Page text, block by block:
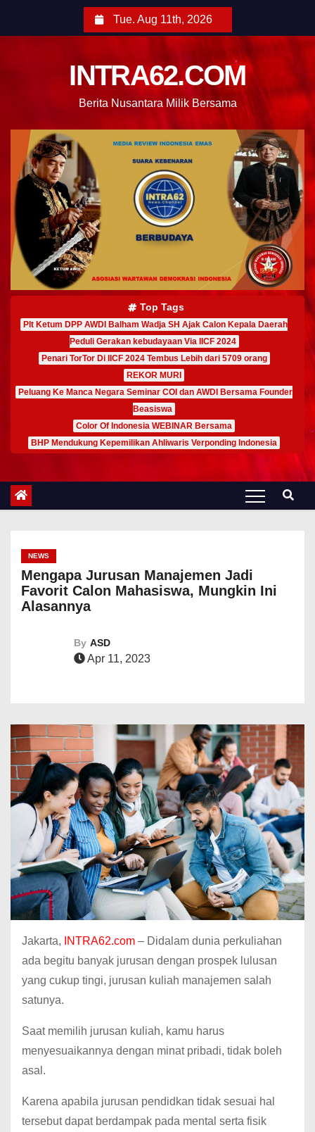
Tue. Aug 11th, 2026
INTRA62.COM
Berita Nusantara Milik Bersama
Top Tags
Plt Ketum DPP AWDI Balham Wadja SH Ajak Calon Kepala Daerah
Peduli Gerakan kebudayaan Via IICF 2024
Penari TorTor Di IICF 2024 Tembus Lebih dari 5709 orang
REKOR MURI
Peluang Ke Manca Negara Seminar COI dan AWDI Bersama Founder
Beasiswa
Color Of Indonesia WEBINAR Bersama
BHP Mendukung Kepemilikan Ahliwaris Verponding Indonesia
NEWS
Mengapa Jurusan Manajemen Jadi
Favorit Calon Mahasiswa, Mungkin Ini
Alasannya
By ASD
Apr 11, 2023
Jakarta, INTRA62.com – Didalam dunia perkuliahan
ada begitu banyak jurusan dengan prospek lulusan
yang cukup tingi, jurusan kuliah manajemen salah
satunya.
Saat memilih jurusan kuliah, kamu harus
menyesuaikannya dengan minat pribadi, tidak boleh
asal.
Karena apabila jurusan pendidkan tidak sesuai hal
tersebut dapat berdampak pada mental serta fisik